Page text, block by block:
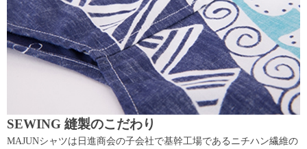
SEWING 縫製のこだわり
MAJUNシャツは日進商会の子会社で基幹工場であるニチハン繊維の